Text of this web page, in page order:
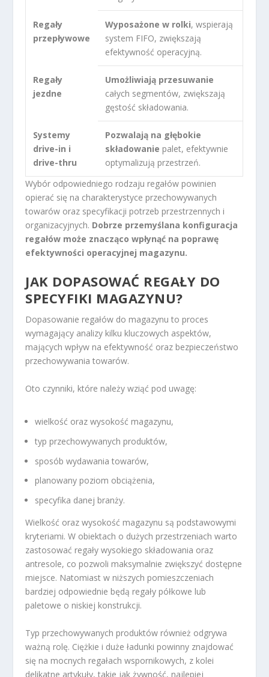
Regały
przepływowe
Wyposażone w rolki, wspierają
system FIFO, zwiększają
efektywność operacyjną.
Regały
jezdne
Umożliwiają przesuwanie
całych segmentów, zwiększają
gęstość składowania.
Systemy
drive-in i
drive-thru
Pozwalają na głębokie
składowanie palet, efektywnie
optymalizują przestrzeń.
Wybór odpowiedniego rodzaju regałów powinien
opierać się na charakterystyce przechowywanych
towarów oraz specyfikacji potrzeb przestrzennych i
organizacyjnych. Dobrze przemyślana konfiguracja
regałów może znacząco wpłynąć na poprawę
efektywności operacyjnej magazynu.
JAK DOPASOWAĆ REGAŁY DO
SPECYFIKI MAGAZYNU?
Dopasowanie regałów do magazynu to proces
wymagający analizy kilku kluczowych aspektów,
mających wpływ na efektywność oraz bezpieczeństwo
przechowywania towarów.
Oto czynniki, które należy wziąć pod uwagę:
wielkość oraz wysokość magazynu,
typ przechowywanych produktów,
sposób wydawania towarów,
planowany poziom obciążenia,
specyfika danej branży.
Wielkość oraz wysokość magazynu są podstawowymi
kryteriami. W obiektach o dużych przestrzeniach warto
zastosować regały wysokiego składowania oraz
antresole, co pozwoli maksymalnie zwiększyć dostępne
miejsce. Natomiast w niższych pomieszczeniach
bardziej odpowiednie będą regały półkowe lub
paletowe o niskiej konstrukcji.
Typ przechowywanych produktów również odgrywa
ważną rolę. Ciężkie i duże ładunki powinny znajdować
się na mocnych regałach wspornikowych, z kolei
delikatne artykuły, takie jak żywność, najlepiej